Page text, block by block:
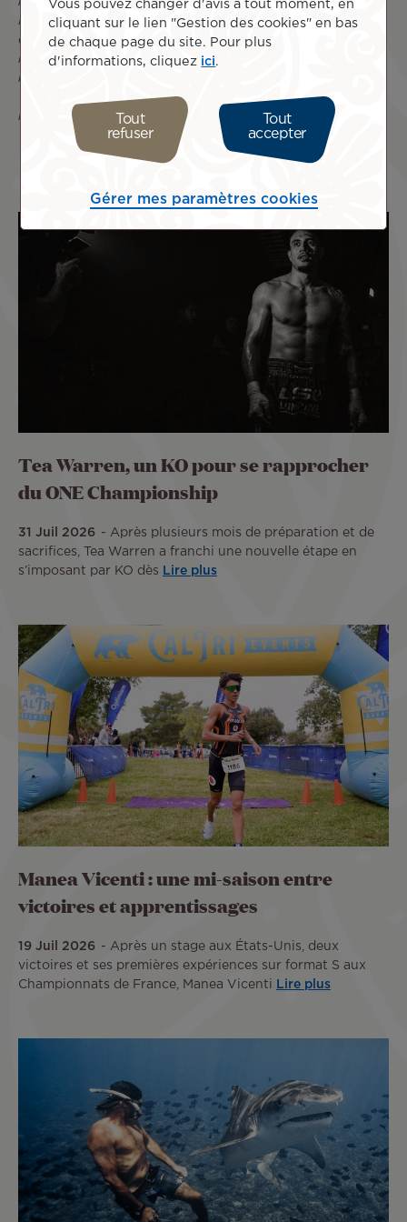
Marckt, de Moetera Productions, qui nous accompagnent
depuis longtemps dans nos productions vidéo. Enfin,
merci à toutes celles et ceux qui continuent d’écouter
notre musique et de nous suivre sur les réseaux sociaux.
Vos messages nous touchent énormément et nous font
régulièrement chaud au cœur. »
Tea Warren, un KO pour se rapprocher
du ONE Championship
31 Juil 2026
Après plusieurs mois de préparation et de
sacrifices, Tea Warren a franchi une nouvelle étape en
s’imposant par KO dès
Lire plus
Manea Vicenti : une mi-saison entre
victoires et apprentissages
19 Juil 2026
Après un stage aux États-Unis, deux
victoires et ses premières expériences sur format S aux
Championnats de France, Manea Vicenti
Lire plus
Vous pouvez changer d'avis à tout moment, en
cliquant sur le lien "Gestion des cookies" en bas
de chaque page du site. Pour plus
d'informations, cliquez ici
Tout
refuser
Tout
accepter
Gérer mes paramètres cookies